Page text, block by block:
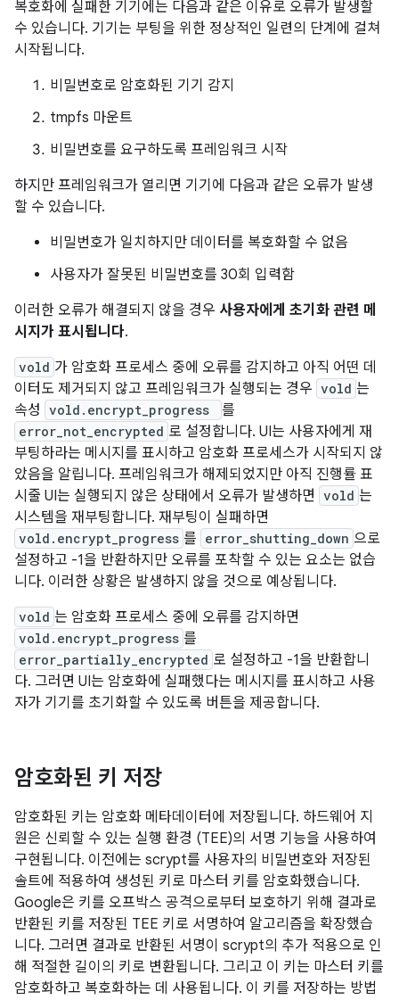
복호화에 실패한 기기에는 다음과 같은 이유로 오류가 발생할
수 있습니다. 기기는 부팅을 위한 정상적인 일련의 단계에 걸쳐
시작됩니다.
비밀번호로 암호화된 기기 감지
tmpfs 마운트
비밀번호를 요구하도록 프레임워크 시작
하지만 프레임워크가 열리면 기기에 다음과 같은 오류가 발생
할 수 있습니다.
비밀번호가 일치하지만 데이터를 복호화할 수 없음
사용자가 잘못된 비밀번호를 30회 입력함
이러한 오류가 해결되지 않을 경우 사용자에게 초기화 관련 메
시지가 표시됩니다.
vold 가 암호화 프로세스 중에 오류를 감지하고 아직 어떤 데
이터도 제거되지 않고 프레임워크가 실행되는 경우 vold 는
속성 vold.encrypt_progress 를
error_not_encrypted 로 설정합니다. UI는 사용자에게 재
부팅하라는 메시지를 표시하고 암호화 프로세스가 시작되지 않
았음을 알립니다. 프레임워크가 해제되었지만 아직 진행률 표
시줄 UI는 실행되지 않은 상태에서 오류가 발생하면 vold 는
시스템을 재부팅합니다. 재부팅이 실패하면
vold.encrypt_progress 를 error_shutting_down 으로
설정하고 -1을 반환하지만 오류를 포착할 수 있는 요소는 없습
니다. 이러한 상황은 발생하지 않을 것으로 예상됩니다.
vold 는 암호화 프로세스 중에 오류를 감지하면
vold.encrypt_progress 를
error_partially_encrypted 로 설정하고 -1을 반환합니
다. 그러면 UI는 암호화에 실패했다는 메시지를 표시하고 사용
자가 기기를 초기화할 수 있도록 버튼을 제공합니다.
암호화된 키 저장
암호화된 키는 암호화 메타데이터에 저장됩니다. 하드웨어 지
원은 신뢰할 수 있는 실행 환경 (TEE)의 서명 기능을 사용하여
구현됩니다. 이전에는 scrypt를 사용자의 비밀번호와 저장된
솔트에 적용하여 생성된 키로 마스터 키를 암호화했습니다.
Google은 키를 오프박스 공격으로부터 보호하기 위해 결과로
반환된 키를 저장된 TEE 키로 서명하여 알고리즘을 확장했습
니다. 그러면 결과로 반환된 서명이 scrypt의 추가 적용으로 인
해 적절한 길이의 키로 변환됩니다. 그리고 이 키는 마스터 키를
암호화하고 복호화하는 데 사용됩니다. 이 키를 저장하는 방법